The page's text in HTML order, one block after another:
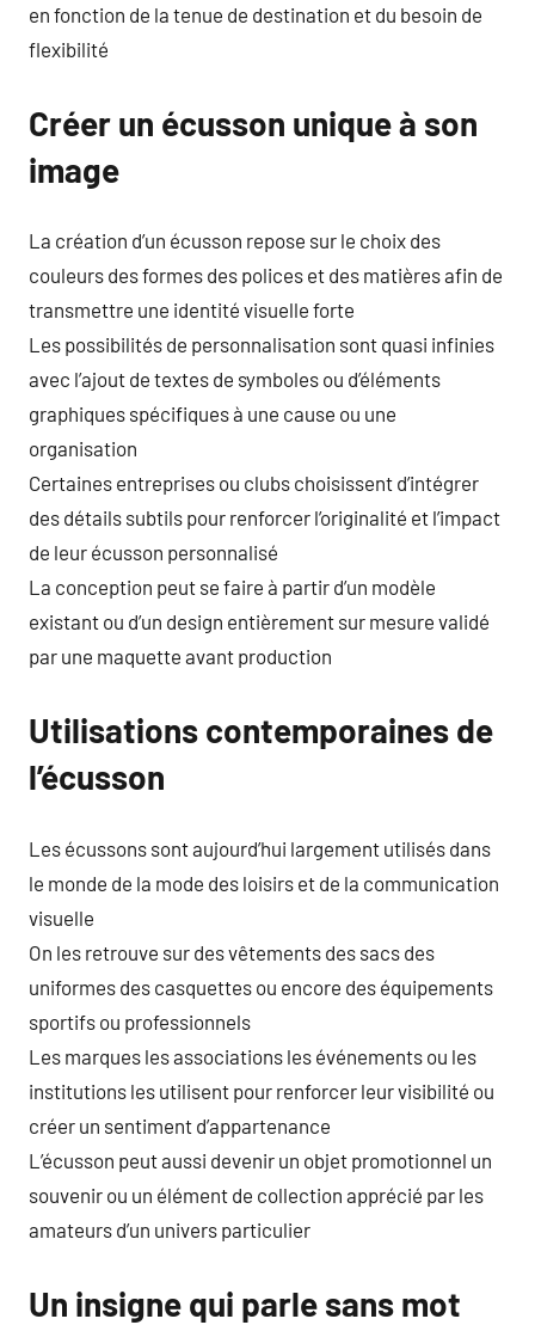
en fonction de la tenue de destination et du besoin de
flexibilité
Créer un écusson unique à son
image
La création d’un écusson repose sur le choix des
couleurs des formes des polices et des matières afin de
transmettre une identité visuelle forte
Les possibilités de personnalisation sont quasi infinies
avec l’ajout de textes de symboles ou d’éléments
graphiques spécifiques à une cause ou une
organisation
Certaines entreprises ou clubs choisissent d’intégrer
des détails subtils pour renforcer l’originalité et l’impact
de leur écusson personnalisé
La conception peut se faire à partir d’un modèle
existant ou d’un design entièrement sur mesure validé
par une maquette avant production
Utilisations contemporaines de
l’écusson
Les écussons sont aujourd’hui largement utilisés dans
le monde de la mode des loisirs et de la communication
visuelle
On les retrouve sur des vêtements des sacs des
uniformes des casquettes ou encore des équipements
sportifs ou professionnels
Les marques les associations les événements ou les
institutions les utilisent pour renforcer leur visibilité ou
créer un sentiment d’appartenance
L’écusson peut aussi devenir un objet promotionnel un
souvenir ou un élément de collection apprécié par les
amateurs d’un univers particulier
Un insigne qui parle sans mot